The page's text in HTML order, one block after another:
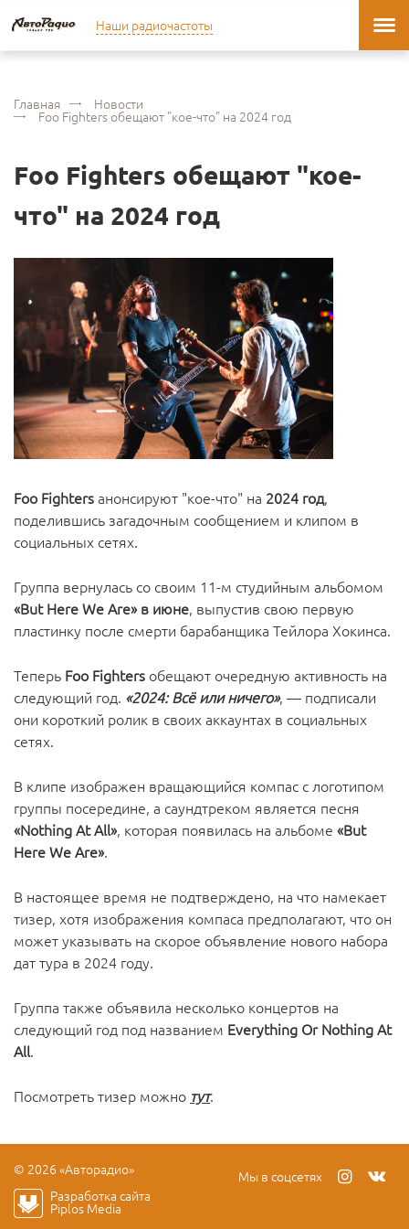
Наши радиочастоты
Главная Новости
Foo Fighters обещают "кое-что" на 2024 год
Foo Fighters обещают "кое-
что" на 2024 год
Foo Fightersанонсируют "кое-что" на 2024 год,
поделившись загадочным сообщением и клипом в
социальных сетях.
Группа вернулась со своим 11-м студийным альбомом
«But Here We Are» в июне, выпустив свою первую
пластинку после смерти барабанщика Тейлора Хокинса.
Теперь Foo Fighters обещают очередную активность на
следующий год. «2024: Всё или ничего», — подписали
они короткий ролик в своих аккаунтах в социальных
сетях.
В клипе изображен вращающийся компас с логотипом
группы посередине, а саундтреком является песня
«Nothing At All», которая появилась на альбоме «But
Here We Are».
В настоящее время не подтверждено, на что намекает
тизер, хотя изображения компаса предполагают, что он
может указывать на скорое объявление нового набора
дат тура в 2024 году.
Группа также объявила несколько концертов на
следующий год под названием Everything Or Nothing At
All.
Посмотреть тизер можно тут.
© 2026 «Авторадио»
Мы в соцсетях
Разработка сайта
Piplos Media